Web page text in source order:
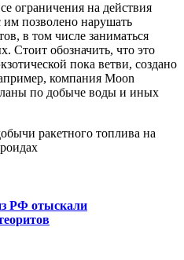
ограничения на действия
им позволено нарушать
в том числе заниматься
Стоит обозначить, что это
пока ветви, создано
компания Moon
по добыче воды и иных
РФ отыскали